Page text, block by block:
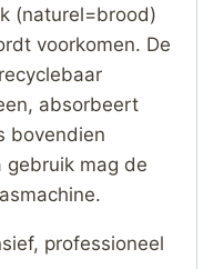
(naturel=brood)
voorkomen. De
absorbeert
bovendien
gebruik mag de
professioneel